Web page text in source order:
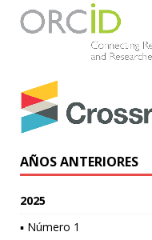
AÑOS ANTERIORES
2025
▪ Número 1